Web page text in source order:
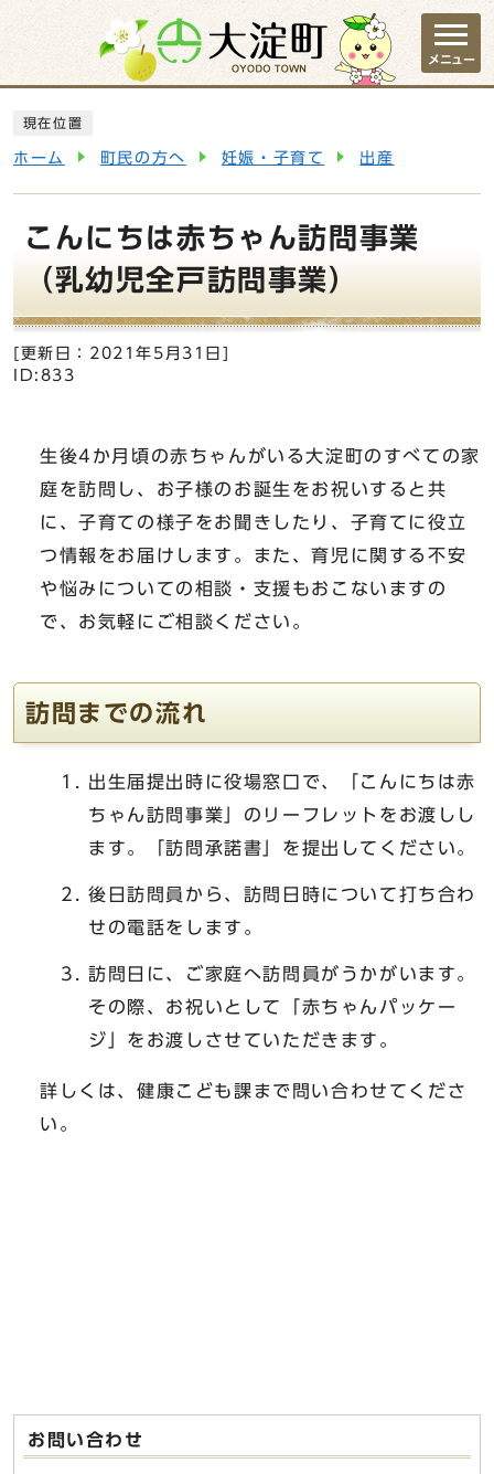
ページの先頭です
メニュー
現在位置
ホーム 町民の方へ 妊娠・子育て 出産
こんにちは赤ちゃん訪問事業
（乳幼児全戸訪問事業）
[更新日： 2021年5月31日
ID:833
生後4か月頃の赤ちゃんがいる大淀町のすべての家
庭を訪問し、お子様のお誕生をお祝いすると共
に、子育ての様子をお聞きしたり、子育てに役立
つ情報をお届けします。また、育児に関する不安
や悩みについての相談・支援もおこないますの
で、お気軽にご相談ください。
訪問までの流れ
出生届提出時に役場窓口で、「こんにちは赤
ちゃん訪問事業」のリーフレットをお渡しし
ます。「訪問承諾書」を提出してください。
後日訪問員から、訪問日時について打ち合わ
せの電話をします。
訪問日に、ご家庭へ訪問員がうかがいます。
その際、お祝いとして「赤ちゃんパッケー
ジ」をお渡しさせていただきます。
詳しくは、健康こども課まで問い合わせてくださ
い。
お問い合わせ